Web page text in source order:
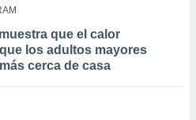
que el calor
los adultos mayores
cerca de casa